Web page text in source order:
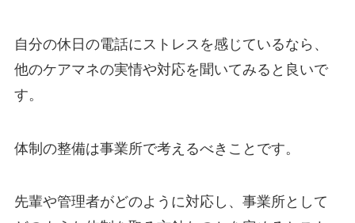
自分の休日の電話にストレスを感じているなら、
他のケアマネの実情や対応を聞いてみると良いで
す。
体制の整備は事業所で考えるべきことです。
先輩や管理者がどのように対応し、事業所として